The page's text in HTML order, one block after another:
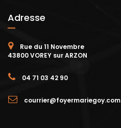
Adresse
Rue du 11 Novembre
43800 VOREY sur ARZON
04 71 03 42 90
courrier@foyermariegoy.com